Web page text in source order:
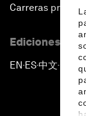
Carreras
Ediciones en
EN ▪ES▪中文▪ 日本